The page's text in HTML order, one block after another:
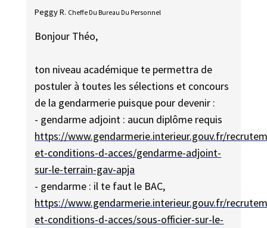
Peggy R. Cheffe Du Bureau Du Personnel
Bonjour Théo,
ton niveau académique te permettra de
postuler à toutes les sélections et concours
de la gendarmerie puisque pour devenir :
- gendarme adjoint : aucun diplôme requis
https://www.gendarmerie.interieur.gouv.fr/
et-conditions-d-acces/gendarme-adjoint-
sur-le-terrain-gav-apja
- gendarme : il te faut le BAC,
https://www.gendarmerie.interieur.gouv.fr/
et-conditions-d-acces/sous-officier-sur-le-